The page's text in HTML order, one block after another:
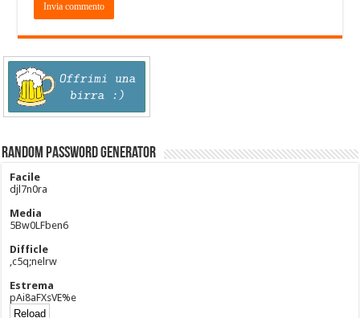
Random Password Generator
Facile
djl7n0ra
Media
5Bw0LFben6
Difficle
,c5q;nelrw
Estrema
pAi8aFXsVE%e